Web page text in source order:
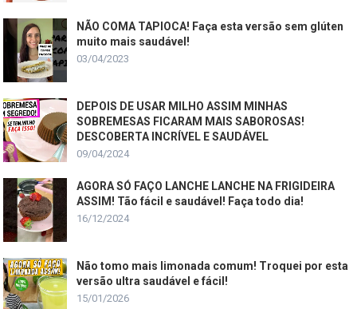
NÃO COMA TAPIOCA! Faça esta versão sem glúten
muito mais saudável!
03/04/2023
DEPOIS DE USAR MILHO ASSIM MINHAS
SOBREMESAS FICARAM MAIS SABOROSAS!
DESCOBERTA INCRÍVEL E SAUDÁVEL
09/04/2024
AGORA SÓ FAÇO LANCHE LANCHE NA FRIGIDEIRA
ASSIM! Tão fácil e saudável! Faça todo dia!
16/12/2024
Não tomo mais limonada comum! Troquei por esta
versão ultra saudável e fácil!
15/01/2026